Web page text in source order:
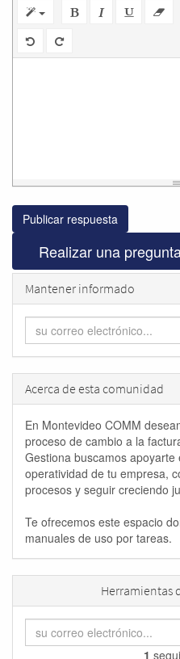
Publicar respuesta
Realizar una
Mantener informado
Acerca de esta comunidad
En Montevideo COMM
proceso de cambio a la
Gestiona buscamos apoyarte
operatividad de tu empresa,
procesos y seguir creciendo
Te ofrecemos este espacio
manuales de uso por tareas.
Herramientas
1